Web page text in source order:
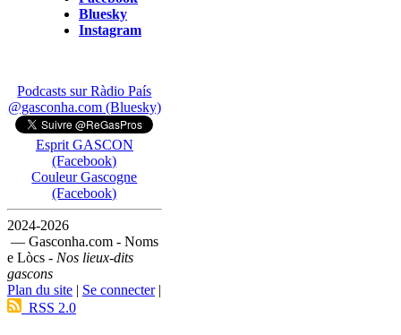
Bluesky
Instagram
Podcasts sur Ràdio País
@gasconha.com (Bluesky)
Esprit GASCON
(Facebook)
Couleur Gascogne
(Facebook)
2024-2026
— Gasconha.com - Noms
e Lòcs - Nos lieux-dits
gascons
Plan du site | Se connecter|
RSS 2.0